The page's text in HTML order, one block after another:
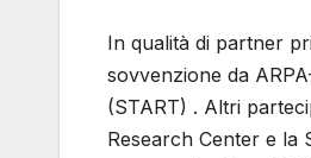
In qualità di partner
sovvenzione da
(START) . Altri
Research Center e la